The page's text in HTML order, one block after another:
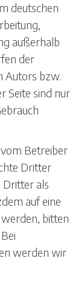
deutschen
außerhalb
der
Autors bzw.
Seite sind nur
Betreiber
Dritter
Dritter als
auf eine
bitten
werden wir